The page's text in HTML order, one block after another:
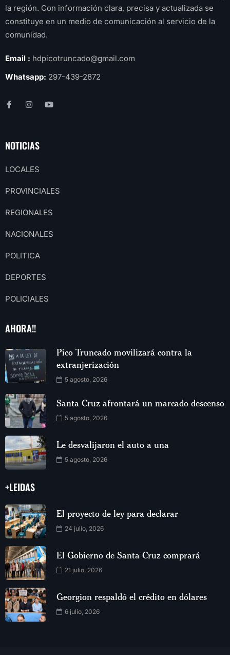
la región. Con información clara, precisa y actualizada se
constituye en un medio de comunicación al servicio de la
comunidad.
Email : hdpicotruncado@gmail.com
Whatsapp: 297-439-2872
NOTICIAS
LOCALES
PROVINCIALES
REGIONALES
NACIONALES
POLITICA
DEPORTES
POLICIALES
AHORA!!
Pico Truncado movilizará contra la
extranjerización
5 agosto, 2026
Santa Cruz afrontará un marcado descenso
5 agosto, 2026
Le desvalijaron el auto a una
5 agosto, 2026
+LEIDAS
El proyecto de ley para declarar
24 julio, 2026
El Gobierno de Santa Cruz comprará
21 julio, 2026
Georgion respaldó el crédito en dólares
6 julio, 2026